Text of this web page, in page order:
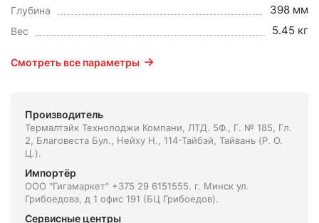
Глубина 398 мм
Вес 5.45 кг
Смотреть все параметры
Производитель
Термалтэйк Технолоджи Компани, ЛТД. 5Ф., Г. № 185, Гл.
2, Благовеста Бул., Нейху Н., 114-Тайбэй, Тайвань (Р. О.
Ц.).
Импортёр
ООО "Гигамаркет" +375 29 6151555. г. Минск ул.
Грибоедова, д 1 офис 191 (БЦ Грибоедов).
Сервисные центры